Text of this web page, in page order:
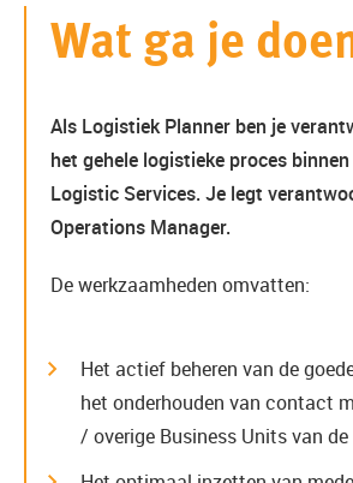
Wat ga je
Als Logistiek Planner ben je
het gehele logistieke proces
Logistic Services. Je legt
Operations Manager.
De werkzaamheden omvatten:
Het actief beheren van de
het onderhouden van contact
/ overige Business Units van de